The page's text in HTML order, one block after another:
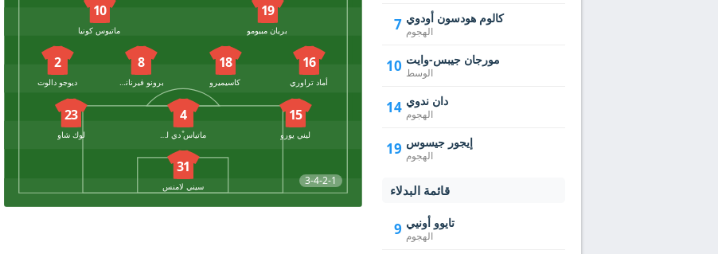
3-4-2-1
19
بريان مبيومو
10
ماتيوس كونيا
16
أماد تراوري
18
كاسيميرو
8
برونو فيرنانديز
2
ديوجو دالوت
15
ليني يورو
4
23
لوك شاو
31
سيني لامنس
7 كالوم هودسون أودوي
الهجوم
10 مورجان جيبس-وايت
الوسط
14 دان ندوي
الهجوم
19 إيجور جيسوس
الهجوم
قائمة البدلاء
9 تايوو أونيي
الهجوم